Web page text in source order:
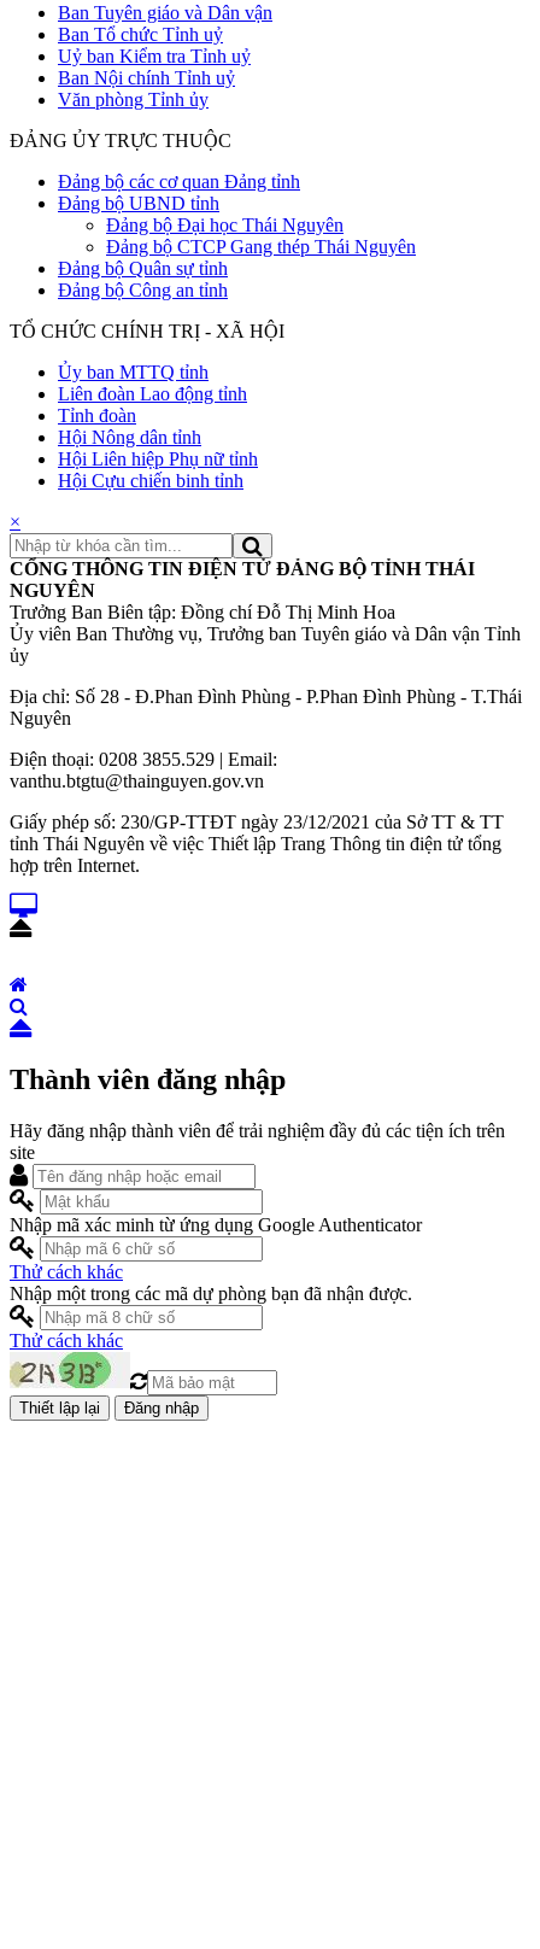
Ban Tuyên giáo và Dân vận
Ban Tổ chức Tỉnh uỷ
Uỷ ban Kiểm tra Tỉnh uỷ
Ban Nội chính Tỉnh uỷ
Văn phòng Tỉnh ủy
ĐẢNG ỦY TRỰC THUỘC
Đảng bộ các cơ quan Đảng tỉnh
Đảng bộ UBND tỉnh
Đảng bộ Đại học Thái Nguyên
Đảng bộ CTCP Gang thép Thái Nguyên
Đảng bộ Quân sự tỉnh
Đảng bộ Công an tỉnh
TỔ CHỨC CHÍNH TRỊ - XÃ HỘI
Ủy ban MTTQ tỉnh
Liên đoàn Lao động tỉnh
Tỉnh đoàn
Hội Nông dân tỉnh
Hội Liên hiệp Phụ nữ tỉnh
Hội Cựu chiến binh tỉnh
×
CỔNG THÔNG TIN ĐIỆN TỬ ĐẢNG BỘ TỈNH THÁI
NGUYÊN
Trưởng Ban Biên tập: Đồng chí Đỗ Thị Minh Hoa
Ủy viên Ban Thường vụ, Trưởng ban Tuyên giáo và Dân vận Tỉnh
ủy
Địa chỉ: Số 28 - Đ.Phan Đình Phùng - P.Phan Đình Phùng - T.Thái
Nguyên
Điện thoại: 0208 3855.529 | Email:
vanthu.btgtu@thainguyen.gov.vn
Giấy phép số: 230/GP-TTĐT ngày 23/12/2021 của Sở TT & TT
tỉnh Thái Nguyên về việc Thiết lập Trang Thông tin điện tử tổng
hợp trên Internet.
Thành viên đăng nhập
Hãy đăng nhập thành viên để trải nghiệm đầy đủ các tiện ích trên
site
Nhập mã xác minh từ ứng dụng Google Authenticator
Thử cách khác
Nhập một trong các mã dự phòng bạn đã nhận được.
Thử cách khác
Đăng nhập